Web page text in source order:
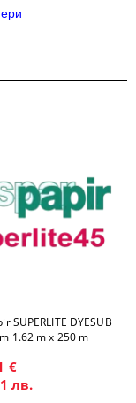
SUPERLITE DYESUB
1.62 m x 250 m
€
лв.